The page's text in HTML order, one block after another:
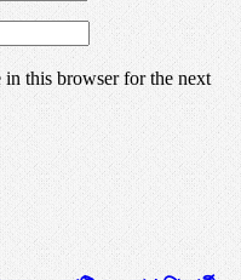
in this browser for the next